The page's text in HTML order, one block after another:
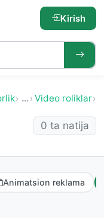
Kirish
… Video roliklar
0 ta natija
Animatsion reklama